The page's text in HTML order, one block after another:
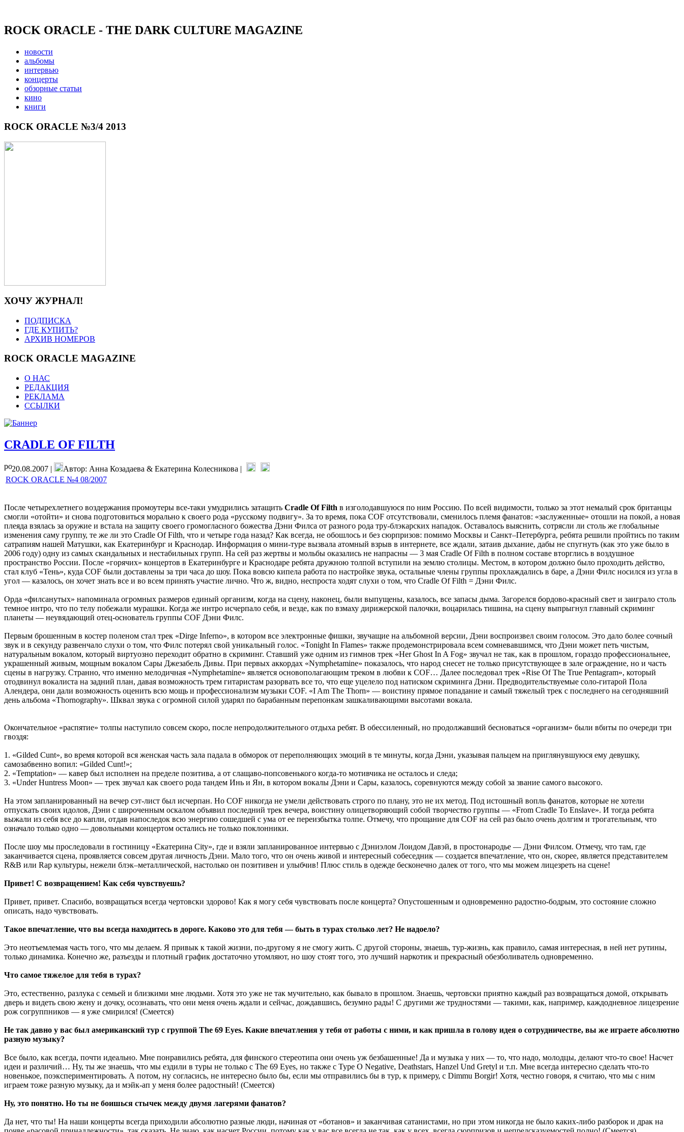
ROCK ORACLE - THE DARK CULTURE MAGAZINE
новости
альбомы
интервью
концерты
обзорные статьи
кино
книги
ROCK ORACLE №3/4 2013
ХОЧУ ЖУРНАЛ!
ПОДПИСКА
ГДЕ КУПИТЬ?
АРХИВ НОМЕРОВ
ROCK ORACLE MAGAZINE
О НАС
РЕДАКЦИЯ
РЕКЛАМА
ССЫЛКИ
CRADLE OF FILTH
20.08.2007 |
Автор: Анна Козадаева & Екатерина Колесникова |
ROCK ORACLE №4 08/2007
После четырехлетнего воздержания промоутеры все-таки умудрились затащить Cradle Of Filth в изголодавшуюся по ним Россию. По всей видимости, только за этот немалый срок британцы
смогли «отойти» и снова подготовиться морально к своего рода «русскому подвигу». За то время, пока COF отсутствовали, сменилось племя фанатов: «заслуженные» отошли на покой, а новая
плеяда взялась за оружие и встала на защиту своего громогласного божества Дэни Филса от разного рода тру-блэкарских нападок. Оставалось выяснить, сотрясли ли столь же глобальные
изменения саму группу, те же ли это Cradle Of Filth, что и четыре года назад? Как всегда, не обошлось и без сюрпризов: помимо Москвы и Санкт–Петербурга, ребята решили пройтись по таким
сатрапиям нашей Матушки, как Екатеринбург и Краснодар. Информация о мини-туре вызвала атомный взрыв в интернете, все ждали, затаив дыхание, дабы не спугнуть (как это уже было в
2006 году) одну из самых скандальных и нестабильных групп. На сей раз жертвы и мольбы оказались не напрасны — 3 мая Cradle Of Filth в полном составе вторглись в воздушное
пространство России. После «горячих» концертов в Екатеринбурге и Краснодаре ребята дружною толпой вступили на землю столицы. Местом, в котором должно было проходить действо,
стал клуб «Тень», куда COF были доставлены за три часа до шоу. Пока вовсю кипела работа по настройке звука, остальные члены группы прохлаждались в баре, а Дэни Филс носился из угла в
угол — казалось, он хочет знать все и во всем принять участие лично. Что ж, видно, неспроста ходят слухи о том, что Cradle Of Filth = Дэни Филс.
Орда «филсанутых» напоминала огромных размеров единый организм, когда на сцену, наконец, были выпущены, казалось, все запасы дыма. Загорелся бордово-красный свет и заиграло столь
темное интро, что по телу побежали мурашки. Когда же интро исчерпало себя, и везде, как по взмаху дирижерской палочки, воцарилась тишина, на сцену выпрыгнул главный скриминг
планеты — неувядающий отец-основатель группы COF Дэни Филс.
Первым брошенным в костер поленом стал трек «Dirge Inferno», в котором все электронные фишки, звучащие на альбомной версии, Дэни воспроизвел своим голосом. Это дало более сочный
звук и в секунду развенчало слухи о том, что Филс потерял свой уникальный голос. «Tonight In Flames» также продемонстрировала всем сомневавшимся, что Дэни может петь чистым,
натуральным вокалом, который виртуозно переходит обратно в скриминг. Ставший уже одним из гимнов трек «Her Ghost In A Fog» звучал не так, как в прошлом, гораздо профессиональнее,
украшенный живым, мощным вокалом Сары Джезабель Дивы. При первых аккордах «Nymphetamine» показалось, что народ снесет не только присутствующее в зале ограждение, но и часть
сцены в нагрузку. Странно, что именно мелодичная «Nymphetamine» является основополагающим треком в любви к COF… Далее последовал трек «Rise Of The True Pentagram», который
отодвинул вокалиста на задний план, давая возможность трем гитаристам разорвать все то, что еще уцелело под натиском скриминга Дэни. Предводительствуемые соло-гитарой Пола
Алендера, они дали возможность оценить всю мощь и профессионализм музыки COF. «I Am The Thorn» — воистину прямое попадание и самый тяжелый трек с последнего на сегодняшний
день альбома «Thornography». Шквал звука с огромной силой ударял по барабанным перепонкам зашкаливающими высотами вокала.
Окончательное «распятие» толпы наступило совсем скоро, после непродолжительного отдыха ребят. В обессиленный, но продолжавший бесноваться «организм» были вбиты по очереди три
гвоздя:
1. «Gilded Cunt», во время которой вся женская часть зала падала в обморок от переполняющих эмоций в те минуты, когда Дэни, указывая пальцем на приглянувшуюся ему девушку,
самозабвенно вопил: «Gilded Cunt!»;
2. «Temptation» — кавер был исполнен на пределе позитива, а от слащаво-попсовенького когда-то мотивчика не осталось и следа;
3. «Under Huntress Moon» — трек звучал как своего рода тандем Инь и Ян, в котором вокалы Дэни и Сары, казалось, соревнуются между собой за звание самого высокого.
На этом запланированный на вечер сэт-лист был исчерпан. Но COF никогда не умели действовать строго по плану, это не их метод. Под истошный вопль фанатов, которые не хотели
отпускать своих идолов, Дэни с широченным оскалом объявил последний трек вечера, воистину олицетворяющий собой творчество группы — «From Cradle To Enslave». И тогда ребята
выжали из себя все до капли, отдав напоследок всю энергию сошедшей с ума от ее переизбытка толпе. Отмечу, что прощание для COF на сей раз было очень долгим и трогательным, что
означало только одно — довольными концертом остались не только поклонники.
После шоу мы проследовали в гостиницу «Екатерина City», где и взяли запланированное интервью с Дэниэлом Лоидом Давэй, в простонародье — Дэни Филсом. Отмечу, что там, где
заканчивается сцена, проявляется совсем другая личность Дэни. Мало того, что он очень живой и интересный собеседник — создается впечатление, что он, скорее, является представителем
R&B или Rap культуры, нежели блэк–металлической, настолько он позитивен и улыбчив! Плюс стиль в одежде бесконечно далек от того, что мы можем лицезреть на сцене!
Привет! С возвращением! Как себя чувствуешь?
Привет, привет. Спасибо, возвращаться всегда чертовски здорово! Как я могу себя чувствовать после концерта? Опустошенным и одновременно радостно-бодрым, это состояние сложно
описать, надо чувствовать.
Такое впечатление, что вы всегда находитесь в дороге. Каково это для тебя — быть в турах столько лет? Не надоело?
Это неотъемлемая часть того, что мы делаем. Я привык к такой жизни, по-другому я не смогу жить. С другой стороны, знаешь, тур-жизнь, как правило, самая интересная, в ней нет рутины,
только динамика. Конечно же, разъезды и плотный график достаточно утомляют, но шоу стоят того, это лучший наркотик и прекрасный обезболиватель одновременно.
Что самое тяжелое для тебя в турах?
Это, естественно, разлука с семьей и близкими мне людьми. Хотя это уже не так мучительно, как бывало в прошлом. Знаешь, чертовски приятно каждый раз возвращаться домой, открывать
дверь и видеть свою жену и дочку, осознавать, что они меня очень ждали и сейчас, дождавшись, безумно рады! С другими же трудностями — такими, как, например, каждодневное лицезрение
рож согруппников — я уже смирился! (Смеется)
Не так давно у вас был американский тур с группой The 69 Eyes. Какие впечатления у тебя от работы с ними, и как пришла в голову идея о сотрудничестве, вы же играете абсолютно
разную музыку?
Все было, как всегда, почти идеально. Мне понравились ребята, для финского стереотипа они очень уж безбашенные! Да и музыка у них — то, что надо, молодцы, делают что-то свое! Насчет
идеи и различий… Ну, ты же знаешь, что мы ездили в туры не только с The 69 Eyes, но также с Type O Negative, Deathstars, Hanzel Und Gretyl и т.п. Мне всегда интересно сделать что-то
новенькое, поэкспериментировать. А потом, ну согласись, не интересно было бы, если мы отправились бы в тур, к примеру, с Dimmu Borgir! Хотя, честно говоря, я считаю, что мы с ним
играем тоже разную музыку, да и мэйк-ап у меня более радостный! (Смеется)
Ну, это понятно. Но ты не боишься стычек между двумя лагерями фанатов?
Да нет, что ты! На наши концерты всегда приходили абсолютно разные люди, начиная от «ботанов» и заканчивая сатанистами, но при этом никогда не было каких-либо разборок и драк на